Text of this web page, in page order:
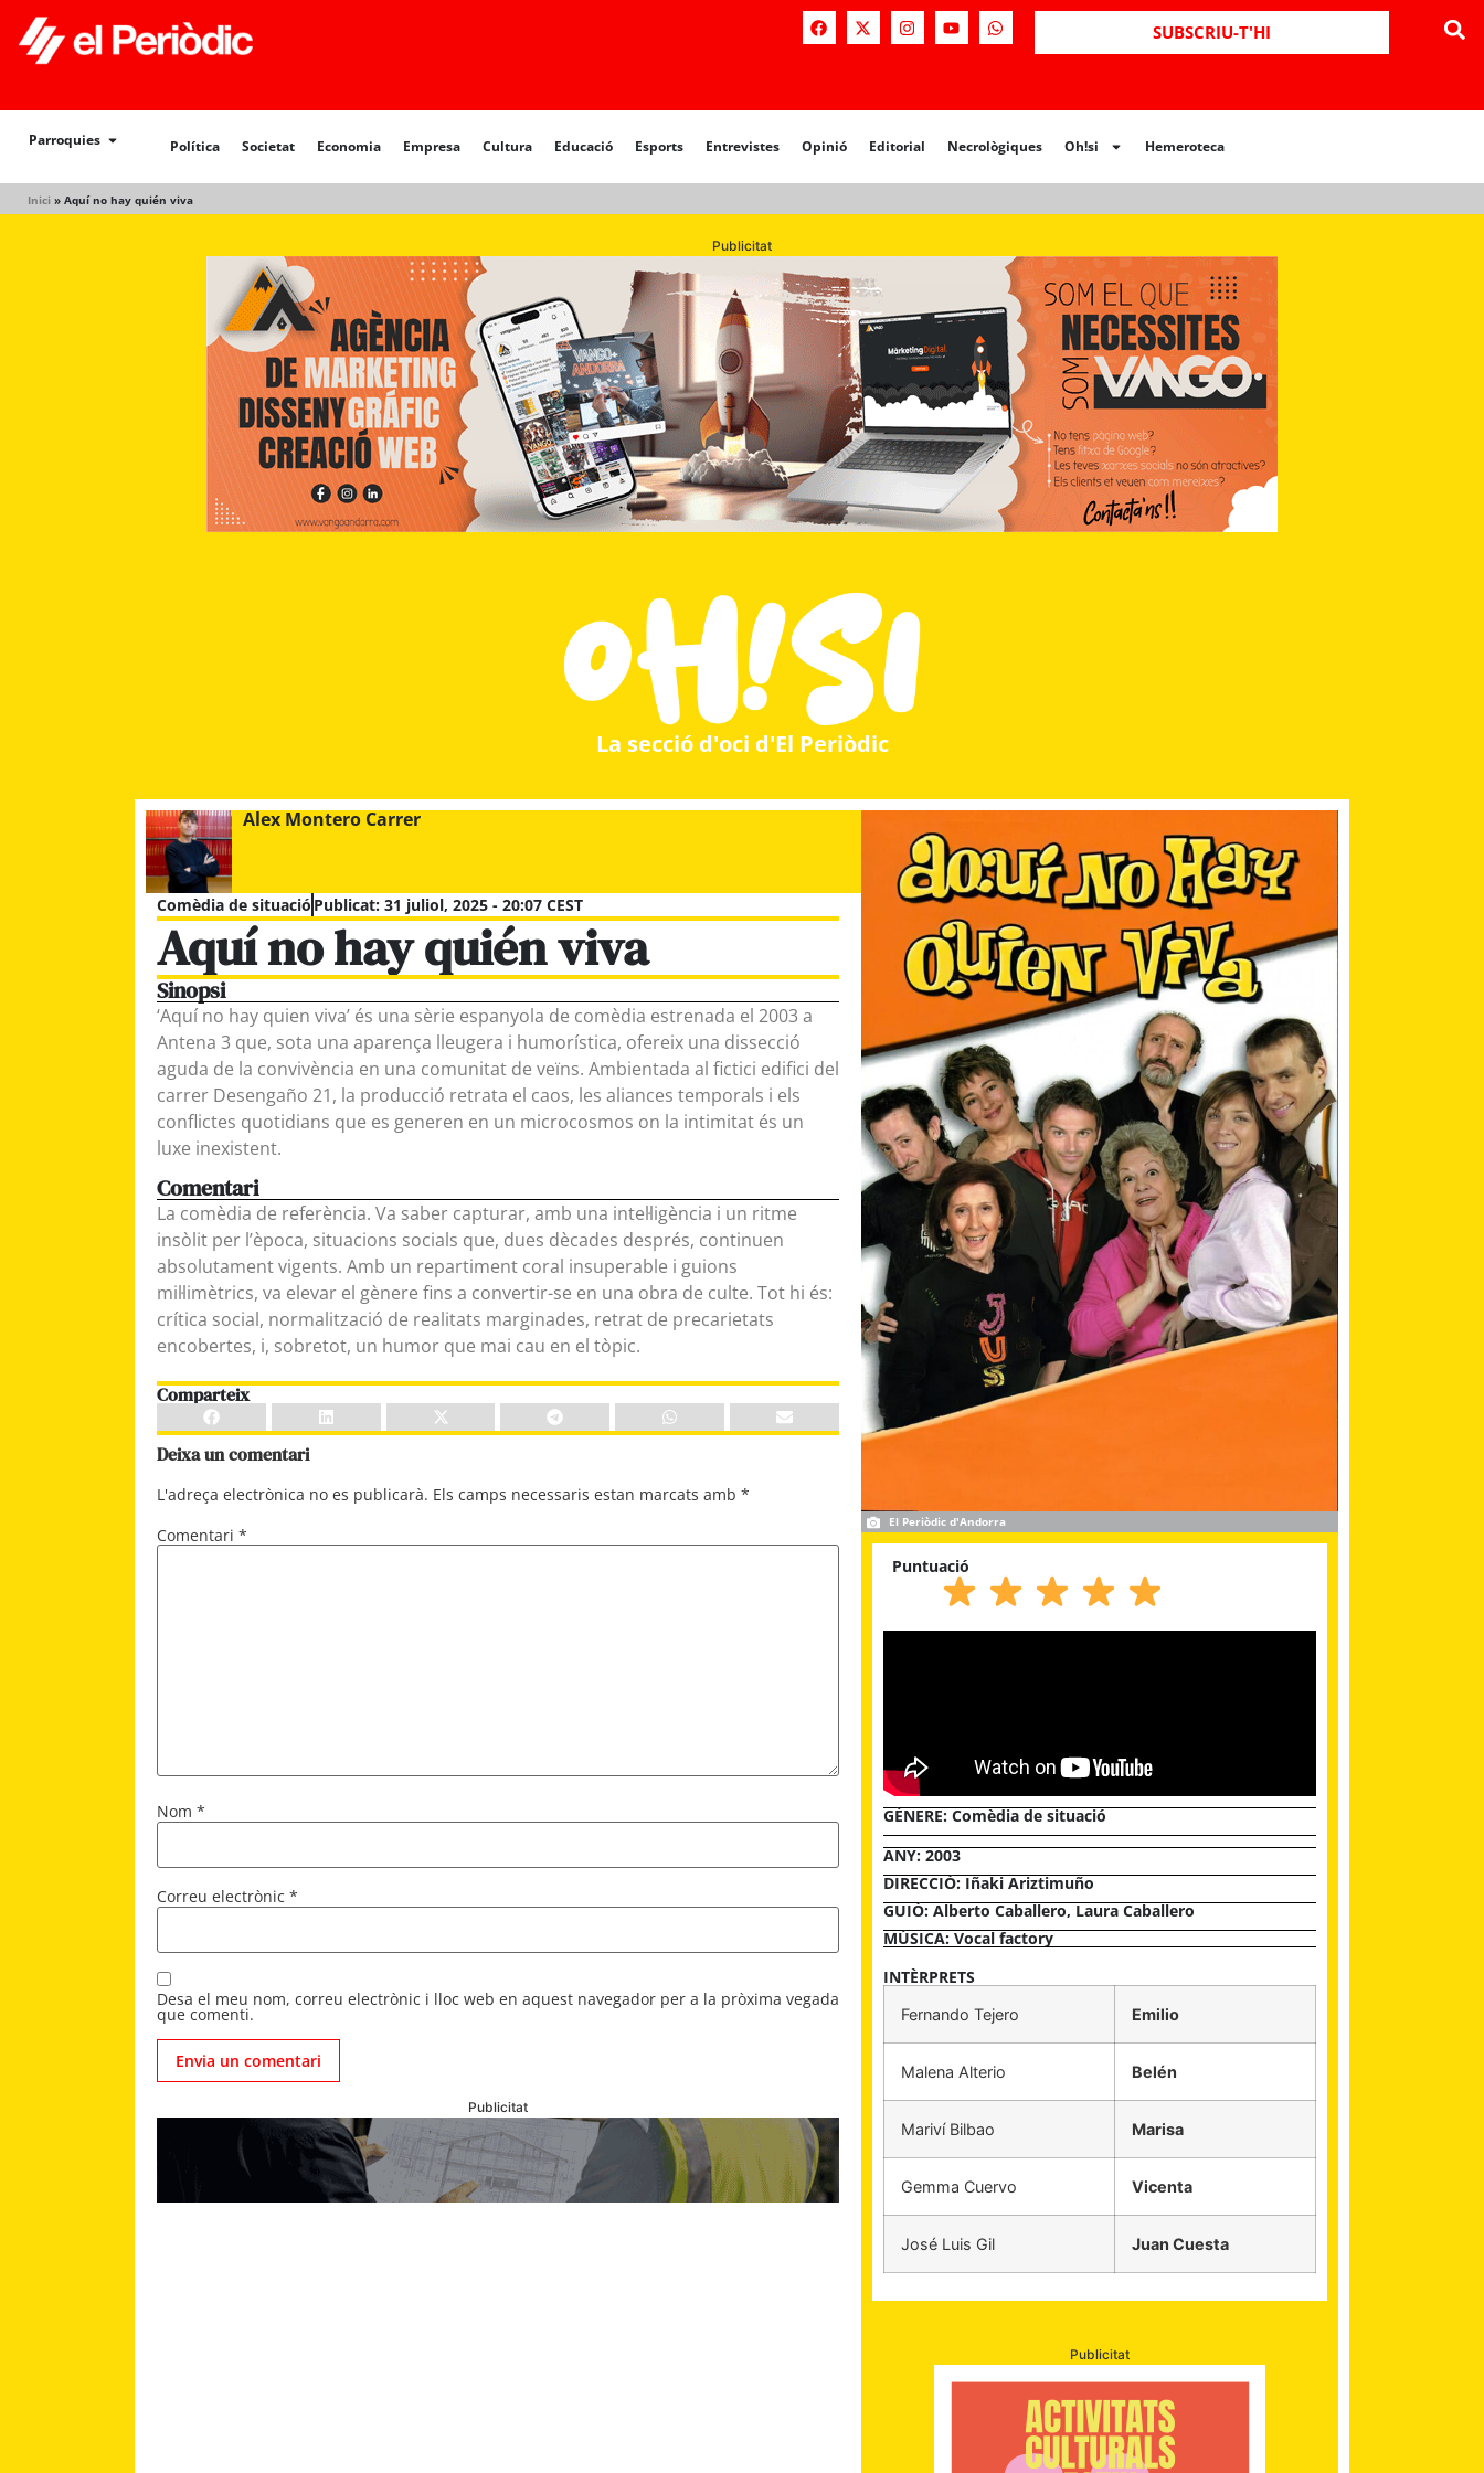
SUBSCRIU-T'HI
Parroquies Política Societat Economia Empresa Cultura Educació Esports Entrevistes Opinió Editorial Necrològiques Oh!si Hemeroteca
Inici » Aquí no hay quién viva
Política Societat Opinió Editorial Necrològiques Hemeroteca
Publicitat
La secció d'oci d'El Periòdic
Alex Montero Carrer
Comèdia de situació Publicat: 31 juliol, 2025 - 20:07 CEST
Aquí no hay quién viva
Sinopsi
‘Aquí no hay quien viva’ és una sèrie espanyola de comèdia estrenada el 2003 a
Antena 3 que, sota una aparença lleugera i humorística, ofereix una dissecció
aguda de la convivència en una comunitat de veïns. Ambientada al fictici edifici del
carrer Desengaño 21, la producció retrata el caos, les aliances temporals i els
conflictes quotidians que es generen en un microcosmos on la intimitat és un
luxe inexistent.
Comentari
La comèdia de referència. Va saber capturar, amb una intel·ligència i un ritme
insòlit per l’època, situacions socials que, dues dècades després, continuen
absolutament vigents. Amb un repartiment coral insuperable i guions
mil·limètrics, va elevar el gènere fins a convertir-se en una obra de culte. Tot hi és:
crítica social, normalització de realitats marginades, retrat de precarietats
encobertes, i, sobretot, un humor que mai cau en el tòpic.
Comparteix
Deixa un comentari
L'adreça electrònica no es publicarà. Els camps necessaris estan marcats amb *
Comentari *
Nom *
Correu electrònic *
Desa el meu nom, correu electrònic i lloc web en aquest navegador per a la pròxima vegada
que comenti.
Publicitat
El Periòdic d'Andorra
Puntuació
GÈNERE:Comèdia de situació
ANY: 2003
DIRECCIÓ: Iñaki Ariztimuño
GUIÓ: Alberto Caballero, Laura Caballero
MÚSICA: Vocal factory
INTÈRPRETS
Fernando Tejero Emilio
Malena Alterio Belén
Mariví Bilbao Marisa
Gemma Cuervo Vicenta
José Luis Gil Juan Cuesta
Publicitat